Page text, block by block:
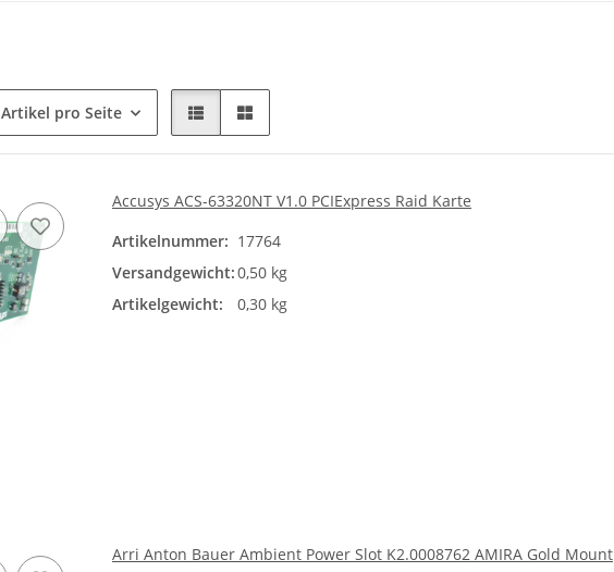
Artikel pro Seite
Accusys ACS-63320NT V1.0 PCIExpress Raid Karte
Artikelnummer: 17764
Versandgewicht:0,50 kg
Artikelgewicht:
0,30 kg
Arri Anton Bauer Ambient Power Slot K2.0008762 AMIRA Gold Mount